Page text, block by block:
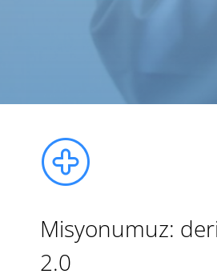
Misyonumuz:
2.0